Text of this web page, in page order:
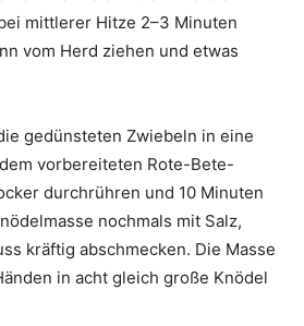
mittlerer Hitze 2–3 Minuten
vom Herd ziehen und etwas
gedünsteten Zwiebeln in eine
vorbereiteten Rote-Bete-
durchrühren und 10 Minuten
nochmals mit Salz,
kräftig abschmecken. Die Masse
in acht gleich große Knödel